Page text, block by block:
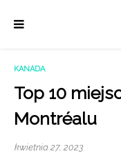
KANADA
Top 10
Montréalu
kwietnia 27, 2023